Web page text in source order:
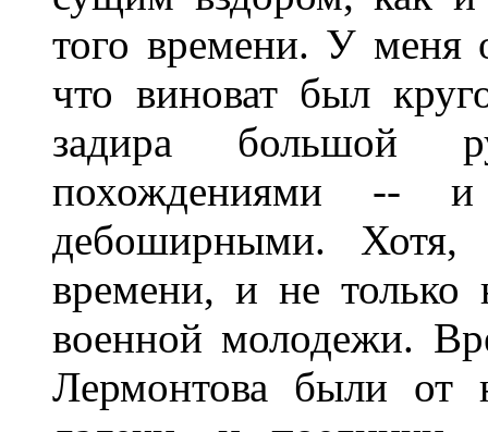
того времени. У меня
что виноват был
задира большой
похождениями -- и
дебоширными.
времени, и не только
военной молодежи.
Лермонтова были от